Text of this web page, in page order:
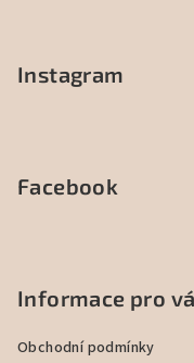
Instagram
Facebook
Informace pro
Obchodní podmínky